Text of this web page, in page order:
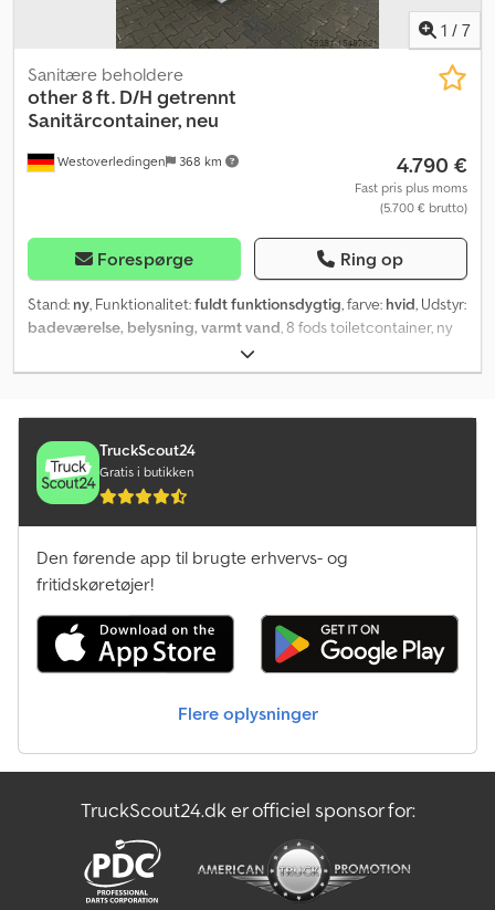
1 / 7
Westoverledingen 368 km
Sanitære beholdere
other8 ft. D/H getrennt
Sanitärcontainer, neu
4.790 €
Fast pris plus moms
(5.700 € brutto)
Forespørge Ring op
Stand: ny, Funktionalitet:fuldt funktionsdygtig, farve: hvid, Udstyr:
badeværelse, belysning, varmt vand, 8 fods toiletcontainer, ny
RAL 9010 Renhvid Herreafdeling - Toilet - Urinal - Håndvask
Dameafdeling - Toilet - Håndvask Gulv af aluminiums durkplade
mod merpris mulig.
TruckScout24
Gratis i butikken
Den førende app til brugte erhvervs- og
fritidskøretøjer!
Flere oplysninger
TruckScout24.dk er officiel sponsor for: